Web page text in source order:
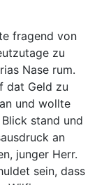
fragend von
zu
Nase rum.
dat Geld zu
und wollte
stand und
an
junger Herr.
sein, dass